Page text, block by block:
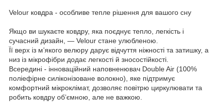
Velour ковдра - особливе тепле рішення для вашого сну
Якщо ви шукаєте ковдру, яка поєднує тепло, легкість і
сучасний дизайн, — Velour стане улюбленою.
Її верх із м’якого велюру дарує відчуття ніжності та затишку, а
низ із мікрофібри додає легкості й зносостійкості.
Всередині - інноваційний наповненювач Double Air (100%
поліефірне силіконізоване волокно), яке підтримує
комфортний мікроклімат, дозволяє повітрю циркулювати та
робить ковдру об’ємною, але не важкою.